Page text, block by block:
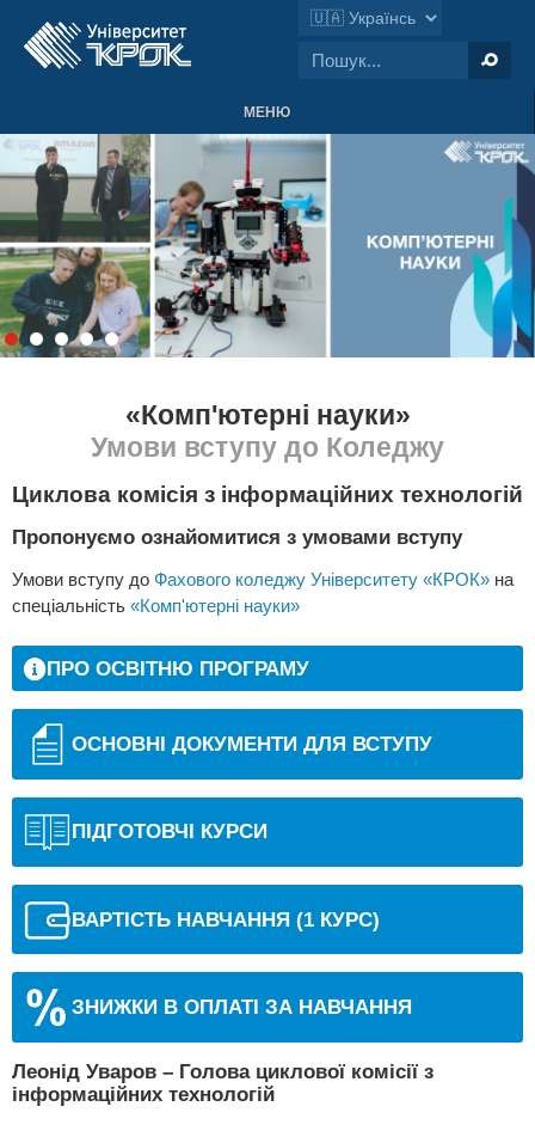
МЕНЮ
«Комп'ютерні науки»
Умови вступу до Коледжу
Циклова комісія з інформаційних технологій
Пропонуємо ознайомитися з умовами вступу
Умови вступу до Фахового коледжу Університету «КРОК» на
спеціальність «Комп'ютерні науки»
ПРО ОСВІТНЮ ПРОГРАМУ
ОСНОВНІ ДОКУМЕНТИ ДЛЯ ВСТУПУ
ПІДГОТОВЧІ КУРСИ
ВАРТІСТЬ НАВЧАННЯ (1 КУРС)
ЗНИЖКИ В ОПЛАТІ ЗА НАВЧАННЯ
Леонід Уваров – Голова циклової комісії з
інформаційних технологій